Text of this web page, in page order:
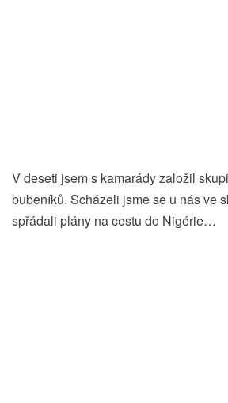
V deseti jsem s kamarády založil
bubeníků. Scházeli jsme se u nás ve
spřádali plány na cestu do Nigérie…